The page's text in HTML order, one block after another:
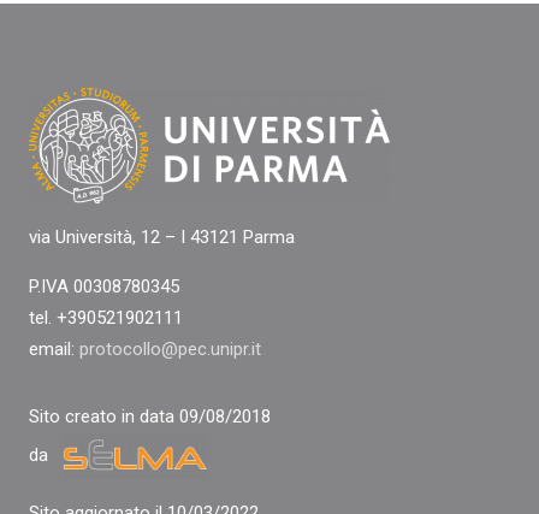
via Università, 12 – I 43121 Parma
P.IVA 00308780345
tel. +390521902111
email: protocollo@pec.unipr.it
Sito creato in data 09/08/2018
da